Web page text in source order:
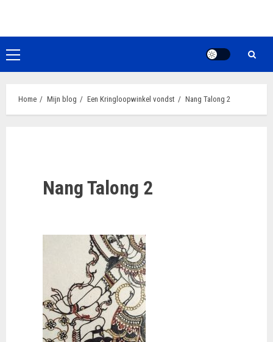
de
inhoudPrimair
menu
Home Mijn blog Een Kringloopwinkel vondst Nang Talong 2
Nang Talong 2